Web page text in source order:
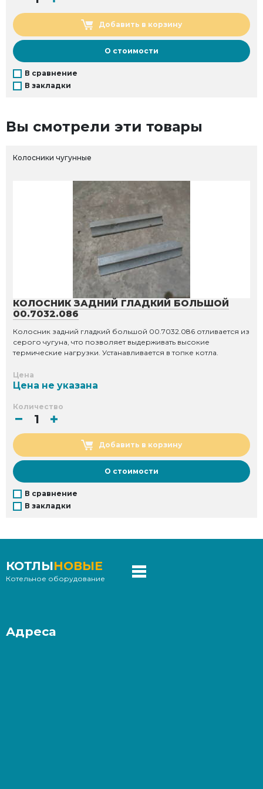
Добавить в корзину
О стоимости
В сравнение
В закладки
Вы смотрели эти товары
Колосники чугунные
КОЛОСНИК ЗАДНИЙ ГЛАДКИЙ БОЛЬШОЙ
00.7032.086
Колосник задний гладкий большой 00.7032.086 отливается из
серого чугуна, что позволяет выдерживать высокие
термические нагрузки. Устанавливается в топке котла.
Цена
Цена не указана
Количество
Добавить в корзину
О стоимости
В сравнение
В закладки
КОТЛЫНОВЫЕ
Котельное оборудование
Адреса